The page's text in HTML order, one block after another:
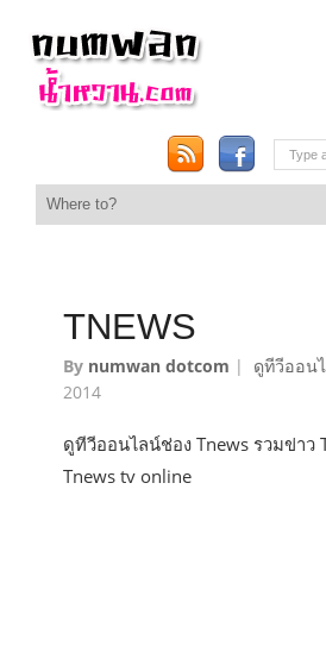
TNEWS
By numwan dotcom | ดูทีวีออน
2014
ดูทีวีออนไลน์ช่อง Tnews รวมข่าว
Tnews tv online